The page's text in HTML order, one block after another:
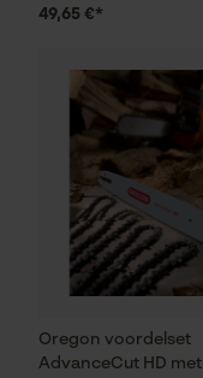
49,65 €*
Oregon voordelset
AdvanceCut HD met